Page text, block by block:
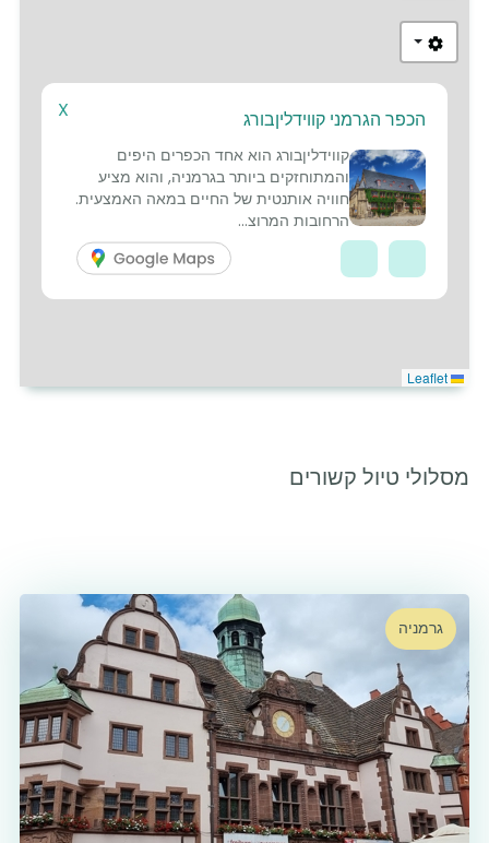
4
Leaflet
X הכפר הגרמני קווידליןבורג
קווידליןבורג הוא אחד הכפרים היפים
והמתוחזקים ביותר בגרמניה, והוא מציע
חוויה אותנטית של החיים במאה האמצעית.
הרחובות המרוצ...
מסלולי טיול קשורים
גרמניה